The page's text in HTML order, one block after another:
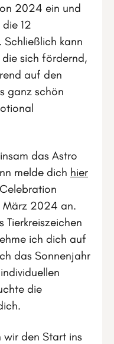
2024 ein und
12
Schließlich kann
sich fördernd,
auf den
ganz schön
das Astro
melde dich hier
März 2024 an.
ich dich auf
das Sonnenjahr
die
wir den Start ins